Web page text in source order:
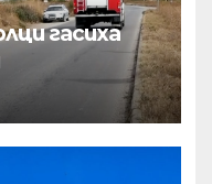
гасиха